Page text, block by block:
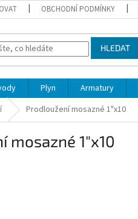
OBCHODNÍ PODMÍNKY
HLEDAT
Plyn Armatury
Prodloužení mosazné 1"x10
mosazné 1"x10